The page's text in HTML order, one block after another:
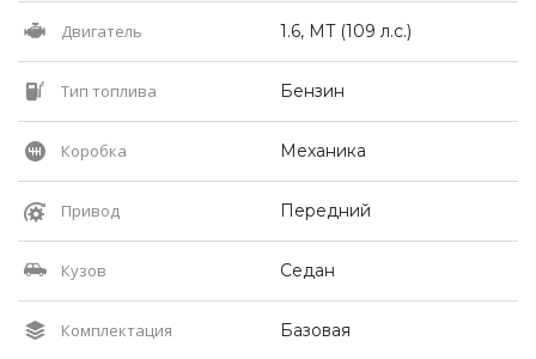
Двигатель 1.6, MT (109 л.с.)
Тип топлива Бензин
Коробка Механика
Привод Передний
Кузов Седан
Комплектация Базовая